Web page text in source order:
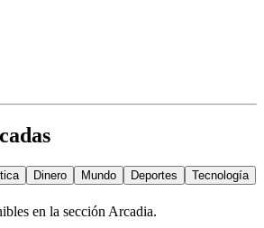
Dinero Mundo Deportes
Tecnología
en la sección Arcadia.